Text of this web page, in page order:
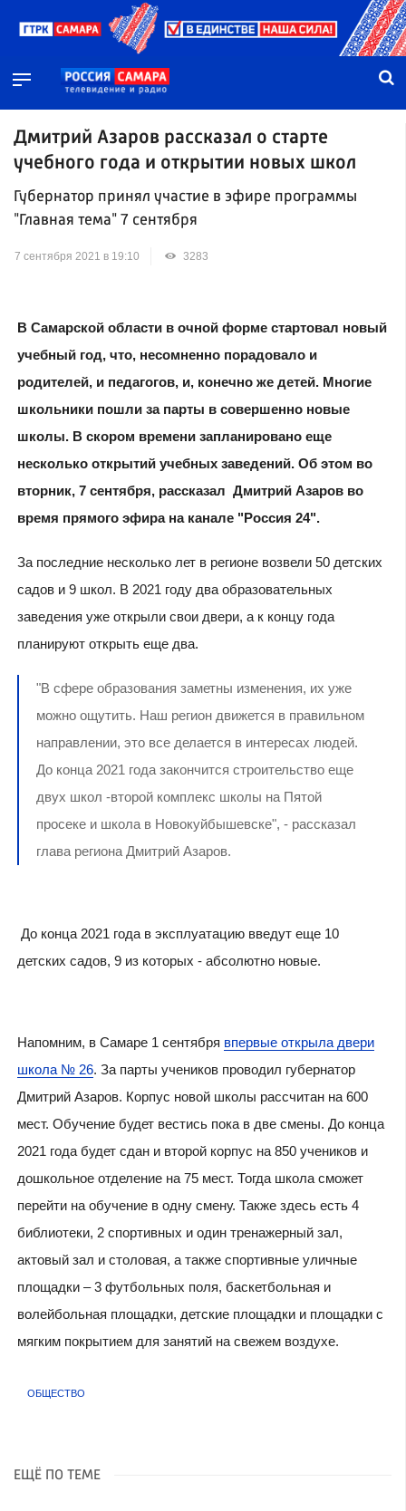
Дмитрий Азаров рассказал о старте
учебного года и открытии новых школ
Губернатор принял участие в эфире программы
"Главная тема" 7 сентября
7 сентября 2021 в 19:10 3283
В Самарской области в очной форме стартовал новый
учебный год, что, несомненно порадовало и
родителей, и педагогов, и, конечно же детей. Многие
школьники пошли за парты в совершенно новые
школы. В скором времени запланировано еще
несколько открытий учебных заведений. Об этом во
вторник, 7 сентября, рассказал Дмитрий Азаров во
время прямого эфира на канале "Россия 24".
За последние несколько лет в регионе возвели 50 детских
садов и 9 школ. В 2021 году два образовательных
заведения уже открыли свои двери, а к концу года
планируют открыть еще два.
"В сфере образования заметны изменения, их уже
можно ощутить. Наш регион движется в правильном
направлении, это все делается в интересах людей.
До конца 2021 года закончится строительство еще
двух школ -второй комплекс школы на Пятой
просеке и школа в Новокуйбышевске", - рассказал
глава региона Дмитрий Азаров.
До конца 2021 года в эксплуатацию введут еще 10
детских садов, 9 из которых - абсолютно новые.
Напомним, в Самаре 1 сентября впервые открыла двери
школа № 26. За парты учеников проводил губернатор
Дмитрий Азаров. Корпус новой школы рассчитан на 600
мест. Обучение будет вестись пока в две смены. До конца
2021 года будет сдан и второй корпус на 850 учеников и
дошкольное отделение на 75 мест. Тогда школа сможет
перейти на обучение в одну смену. Также здесь есть 4
библиотеки, 2 спортивных и один тренажерный зал,
актовый зал и столовая, а также спортивные уличные
площадки – 3 футбольных поля, баскетбольная и
волейбольная площадки, детские площадки и площадки с
мягким покрытием для занятий на свежем воздухе.
ОБЩЕСТВО
ЕЩЁ ПО ТЕМЕ